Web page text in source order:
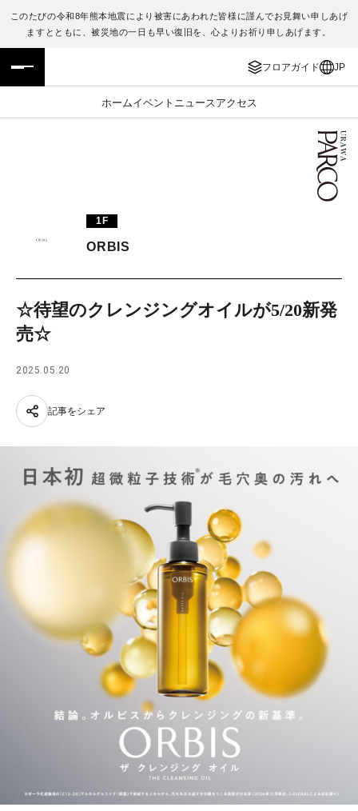
このたびの令和8年熊本地震により被害にあわれた皆様に謹んでお見舞い申しあげ
ますとともに、被災地の一日も早い復旧を、心よりお祈り申しあげます。
フロアガイド JP
ホームイベント ニュース アクセス
フロアガイド
施設案内・アクセス
TAX FREE
JP
ENGLISH
繁体字
日本語
1F
ORBIS
☆待望のクレンジングオイルが5/20新発
売☆
2025.05.20
記事をシェア